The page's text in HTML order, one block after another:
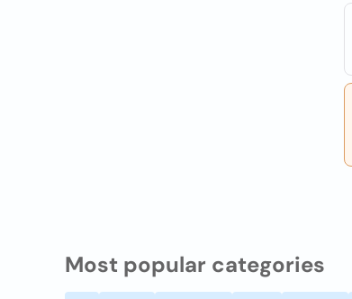
Most popular categories